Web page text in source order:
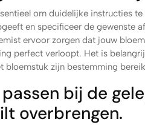
om duidelijke instructies
en specificeer de gewenste
ervoor zorgen dat jouw
perfect verloopt. Het is
bloemstuk zijn bestemming
bij de
overbrengen.